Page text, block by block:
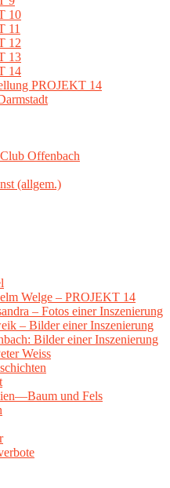
10
11
12
13
14
PROJEKT 14
Offenbach
(allgem.)
Welge – PROJEKT 14
– Fotos einer Inszenierung
– Bilder einer Inszenierung
Bilder einer Inszenierung
Weiss
und Fels